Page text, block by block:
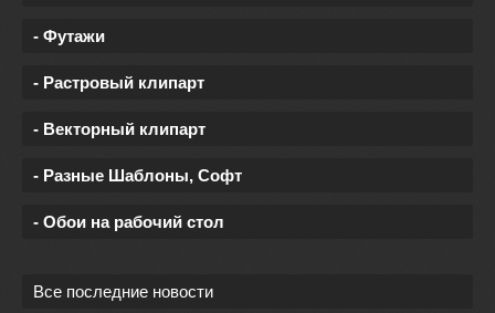
- Футажи
- Растровый клипарт
- Векторный клипарт
- Разные Шаблоны, Софт
- Обои на рабочий стол
Все последние новости